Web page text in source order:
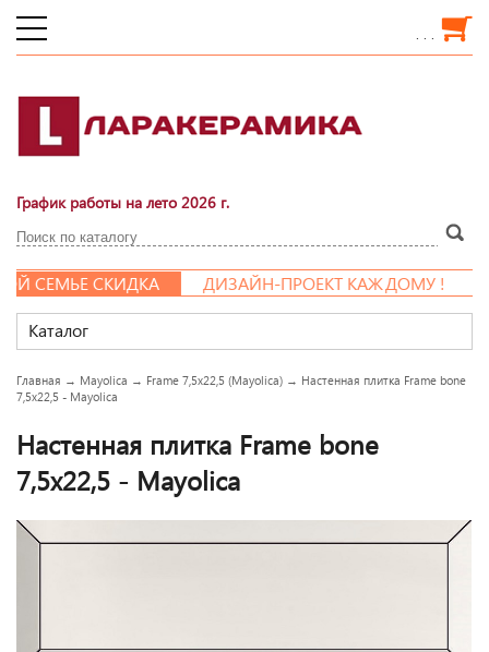
. . .
График работы на лето 2026 г.
СЕМЬЕ СКИДКА
ДИЗАЙН-ПРОЕКТ КАЖДОМУ !
Каталог
Главная → Mayolica → Frame 7,5x22,5 (Mayolica) → Настенная плитка Frame bone
7,5x22,5 - Mayolica
Настенная плитка Frame bone
7,5x22,5 - Mayolica